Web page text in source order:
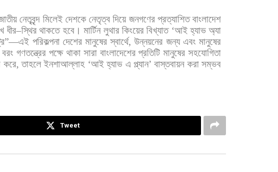
নেতৃবৃন্দ মিলেই দেশকে নেতৃত্ব দিয়ে জনগণের প্রত্যাশিত বাংলাদেশ
ধীর–স্থির থাকতে হবে। মার্টিন লুথার কিংয়ের বিখ্যাত‘আই হ্যাভ অ্যা
”—এই পরিকল্পনা দেশের মানুষের স্বার্থে,উন্নয়নের জন্য এবং মানুষের
বরং গণতন্ত্রের পক্ষে থাকা সারা বাংলাদেশের প্রতিটি মানুষের সহযোগিতা
করে,তাহলে ইনশাআল্লাহ ‘আই হ্যাভ এ প্ল্যান’বাস্তবায়ন করা সম্ভব
Tweet